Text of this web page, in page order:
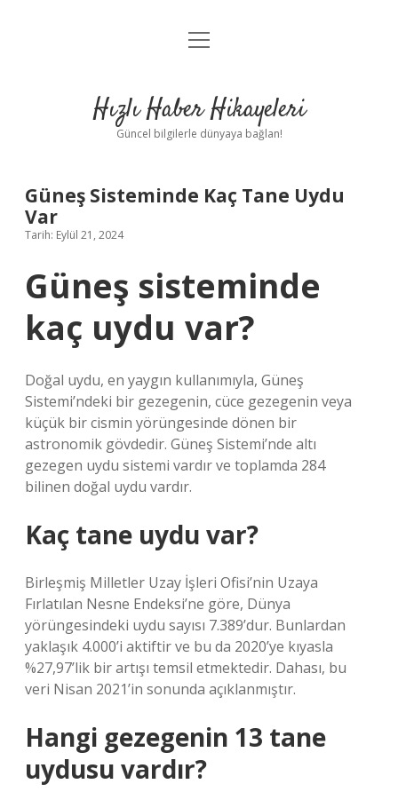
Anasayfa
Yasal Uyarı
menüyü
Hızlı Haber Hikayeleri
Güncel bilgilerle dünyaya bağlan!
Güneş Sisteminde Kaç Tane Uydu
Var
Tarih: Eylül 21, 2024
Güneş sisteminde
kaç uydu var?
Doğal uydu, en yaygın kullanımıyla, Güneş
Sistemi’ndeki bir gezegenin, cüce gezegenin veya
küçük bir cismin yörüngesinde dönen bir
astronomik gövdedir. Güneş Sistemi’nde altı
gezegen uydu sistemi vardır ve toplamda 284
bilinen doğal uydu vardır.
Kaç tane uydu var?
Birleşmiş Milletler Uzay İşleri Ofisi’nin Uzaya
Fırlatılan Nesne Endeksi’ne göre, Dünya
yörüngesindeki uydu sayısı 7.389’dur. Bunlardan
yaklaşık 4.000’i aktiftir ve bu da 2020’ye kıyasla
%27,97’lik bir artışı temsil etmektedir. Dahası, bu
veri Nisan 2021’in sonunda açıklanmıştır.
Hangi gezegenin 13 tane
uydusu vardır?